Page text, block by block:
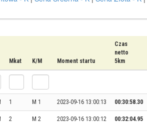
Mkat K/M Moment startu
Czas
netto
5km
1 M 1 2023-09-16 13:00:13 00:30:58.30
2 M 2 2023-09-16 13:00:12 00:32:04.95